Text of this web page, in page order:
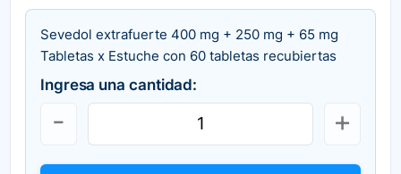
Sevedol extrafuerte 400 mg + 250 mg + 65 mg
Tabletas x Estuche con 60 tabletas recubiertas
Ingresa una cantidad: